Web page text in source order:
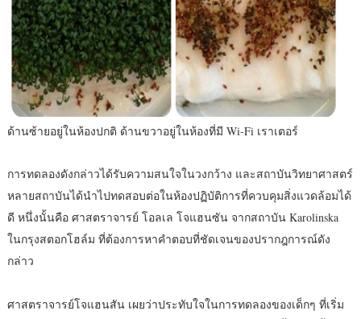
ด้านซ้ายอยู่ในห้องปกติ ด้านขวาอยู่ในห้องที่มี Wi-Fi เราเตอร์
การทดลองดังกล่าวได้รับความสนใจในวงกว้าง และสถาบันวิทยาศาสตร์
หลายสถาบันได้นำไปทดสอบต่อในห้องปฏิบัติการที่ควบคุมสิ่งแวดล้อมได้
ดี หนึ่งนั้นคือ ศาสตราจารย์ โอลเล โจแฮนซัน จากสถาบัน Karolinska
ในกรุงสตอกโฮล์ม ที่ต้องการหาคำตอบที่ชัดเจนของปรากฎการณ์ดัง
กล่าว
ศาสตราจารย์โจแฮนสัน เผยว่าประทับใจในการทดลองของเด็กๆ ที่เริ่ม